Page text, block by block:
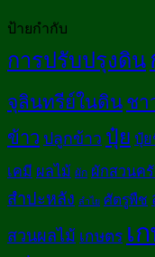
ป้ายกำกับ
การปรับปรุงดิน
จุลินทรีย์ในดิน ชา
ข้าว ปลูกข้าว ปุ๋ย ปุ๋
เคมี ผลไม้ ผัก ผักสวนค
สำปะหลัง ลำไย ศัตรูพืช
สวนผลไม้ เกษตร เ